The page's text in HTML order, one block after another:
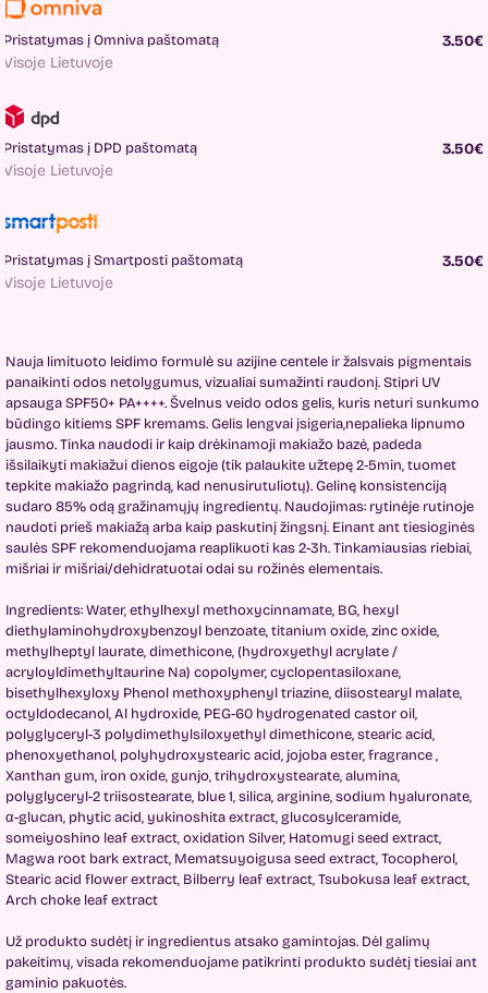
Pristatymas į Omniva paštomatą
Visoje Lietuvoje
3.50€
Pristatymas į DPD paštomatą
Visoje Lietuvoje
3.50€
Pristatymas į Smartposti paštomatą
Visoje Lietuvoje
3.50€
Nauja limituoto leidimo formulė su azijine centele ir žalsvais pigmentais
panaikinti odos netolygumus, vizualiai sumažinti raudonį. Stipri UV
apsauga SPF50+ PA++++. Švelnus veido odos gelis, kuris neturi sunkumo
būdingo kitiems SPF kremams. Gelis lengvai įsigeria,nepalieka lipnumo
jausmo. Tinka naudodi ir kaip drėkinamoji makiažo bazė, padeda
išsilaikyti makiažui dienos eigoje (tik palaukite užtepę 2-5min, tuomet
tepkite makiažo pagrindą, kad nenusirutuliotų). Gelinę konsistenciją
sudaro 85% odą gražinamųjų ingredientų. Naudojimas: rytinėje rutinoje
naudoti prieš makiažą arba kaip paskutinį žingsnį. Einant ant tiesioginės
saulės SPF rekomenduojama reaplikuoti kas 2-3h. Tinkamiausias riebiai,
mišriai ir mišriai/dehidratuotai odai su rožinės elementais.
Ingredients: Water, ethylhexyl methoxycinnamate, BG, hexyl
diethylaminohydroxybenzoyl benzoate, titanium oxide, zinc oxide,
methylheptyl laurate, dimethicone, (hydroxyethyl acrylate /
acryloyldimethyltaurine Na) copolymer, cyclopentasiloxane,
bisethylhexyloxy Phenol methoxyphenyl triazine, diisostearyl malate,
octyldodecanol, Al hydroxide, PEG-60 hydrogenated castor oil,
polyglyceryl-3 polydimethylsiloxyethyl dimethicone, stearic acid,
phenoxyethanol, polyhydroxystearic acid, jojoba ester, fragrance ,
Xanthan gum, iron oxide, gunjo, trihydroxystearate, alumina,
polyglyceryl-2 triisostearate, blue 1, silica, arginine, sodium hyaluronate,
α-glucan, phytic acid, yukinoshita extract, glucosylceramide,
someiyoshino leaf extract, oxidation Silver, Hatomugi seed extract,
Magwa root bark extract, Mematsuyoigusa seed extract, Tocopherol,
Stearic acid flower extract, Bilberry leaf extract, Tsubokusa leaf extract,
Arch choke leaf extract
Už produkto sudėtį ir ingredientus atsako gamintojas. Dėl galimų
pakeitimų, visada rekomenduojame patikrinti produkto sudėtį tiesiai ant
gaminio pakuotės.